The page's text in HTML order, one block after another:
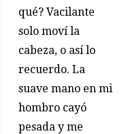
qué? Vacilante
solo moví la
cabeza, o así lo
recuerdo. La
suave mano en mi
hombro cayó
pesada y me